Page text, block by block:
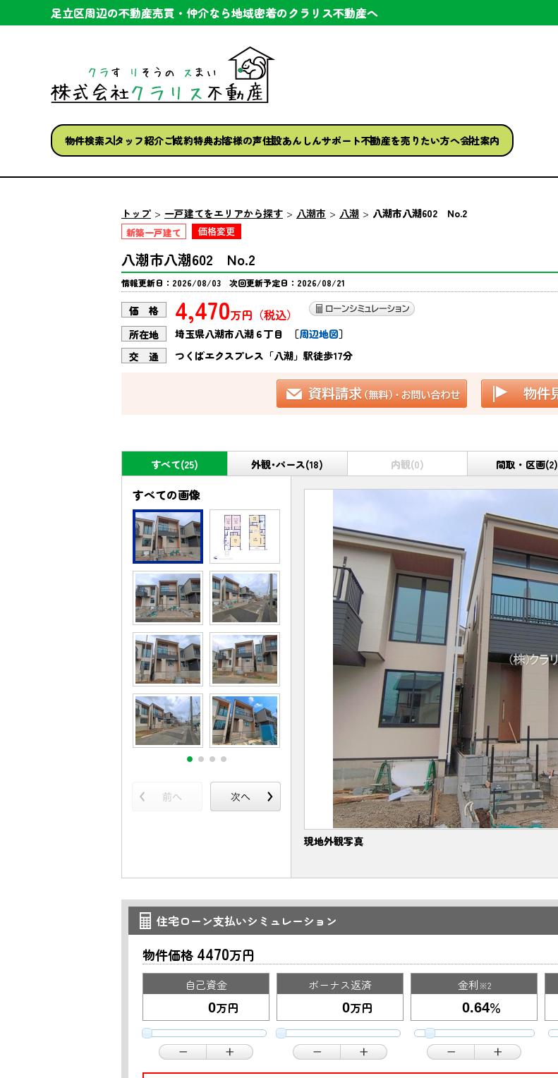
足立区周辺の不動産売買・仲介なら地域密着のクラリス不動産へ
物件検索スタッフ紹介ご成約特典お客様の声住設あんしんサポート不動産を売りたい方へ会社案内
トップ
一戸建てをエリアから探す 八潮市 八潮 八潮市八潮602 No.2
新築一戸建て
八潮市八潮602 No.2
情報更新日：2026/08/03 次回更新予定日：2026/08/21
価 格 4,470万円（税込）
所在地 埼玉県八潮市八潮６丁目 ［周辺地図］
交 通
つくばエクスプレス「八潮」駅徒歩17分
すべて(25) 外観･パース(18) 内観(0) 間取・区画(2)
すべての画像
現地外観写真
住宅ローン支払いシミュレーション
物件価格 4470万円
自己資金
万円
ボーナス返済
万円
金利※2
％